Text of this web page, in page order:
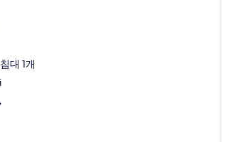
대 1개